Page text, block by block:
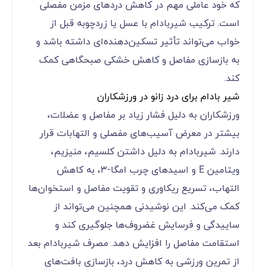
که خود عاملی مهم در کاهش دردهای مزمن مفصلی
است. ترکیب شیربادام با عسل یا زردچوبه قبل از
خواب می‌تواند تأثیر تسکین‌دهنده‌ای داشته باشد و
به بازسازی مفاصل و کاهش خشکی صبحگاهی کمک
کند.
شیر بادام برای درد زانو در ورزشکاران
ورزشکاران به دلیل فشار زیاد بر مفاصل و عضلات،
بیشتر در معرض آسیب‌های مفصلی و التهابات قرار
دارند. شیربادام به دلیل داشتن کلسیم، منیزیم،
ویتامین E و اسیدهای چرب امگا-۳، به کاهش
التهاب، تسریع ریکاوری و تقویت مفاصل و استخوان‌ها
کمک می‌کند. این نوشیدنی همچنین می‌تواند از
ساییدگی و فرسایش غضروف‌ها جلوگیری کند و
استقامت مفاصل را افزایش دهد. مصرف شیربادام بعد
از تمرین ورزشی به کاهش درد، بازسازی بافت‌های